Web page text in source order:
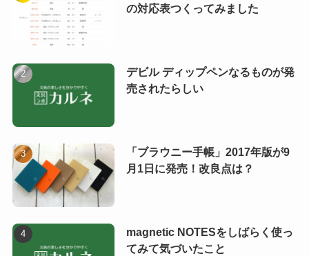
の対応表つくってみました
デビル ディップペンなるものが発
売されたらしい
「ブラウニー手帳」2017年版が9
月1日に発売！改良点は？
magnetic NOTESをしばらく使っ
てみて気づいたこと